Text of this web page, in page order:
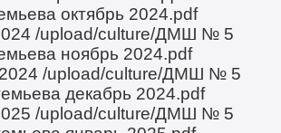
октябрь 2024.pdf
/upload/culture/ДМШ № 5
ноябрь 2024.pdf
/upload/culture/ДМШ № 5
декабрь 2024.pdf
/upload/culture/ДМШ № 5